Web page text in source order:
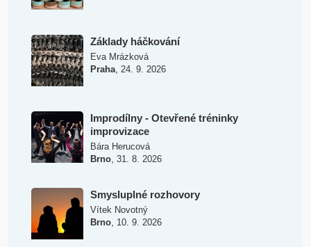
Základy háčkování
Eva Mrázková
Praha, 24. 9. 2026
Improdílny - Otevřené tréninky
improvizace
Bára Herucová
Brno, 31. 8. 2026
Smysluplné rozhovory
Vítek Novotný
Brno, 10. 9. 2026